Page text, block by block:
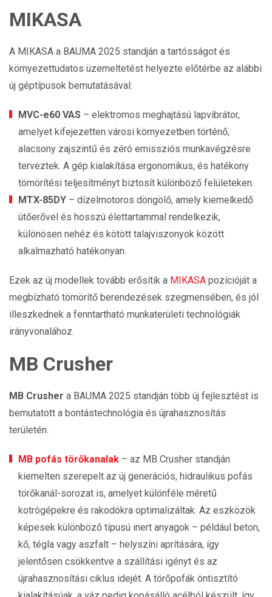
MIKASA
A MIKASA a BAUMA 2025 standján a tartósságot és
környezettudatos üzemeltetést helyezte előtérbe az alábbi
új géptípusok bemutatásával:
MVC-e60 VAS – elektromos meghajtású lapvibrátor,
amelyet kifejezetten városi környezetben történő,
alacsony zajszintű és zéró emissziós munkavégzésre
terveztek. A gép kialakítása ergonomikus, és hatékony
tömörítési teljesítményt biztosít különböző felületeken.
MTX-85DY – dízelmotoros döngölő, amely kiemelkedő
ütőerővel és hosszú élettartammal rendelkezik,
különösen nehéz és kötött talajviszonyok között
alkalmazható hatékonyan.
Ezek az új modellek tovább erősítik a MIKASA pozícióját a
megbízható tömörítő berendezések szegmensében, és jól
illeszkednek a fenntartható munkaterületi technológiák
irányvonalához.
MB Crusher
MB Crusher a BAUMA 2025 standján több új fejlesztést is
bemutatott a bontástechnológia és újrahasznosítás
területén:
MB pofás törőkanalak – az MB Crusher standján
kiemelten szerepelt az új generációs, hidraulikus pofás
törőkanál-sorozat is, amelyet különféle méretű
kotrógépekre és rakodókra optimalizáltak. Az eszközök
képesek különböző típusú inert anyagok – például beton,
kő, tégla vagy aszfalt – helyszíni aprítására, így
jelentősen csökkentve a szállítási igényt és az
újrahasznosítási ciklus idejét. A törőpofák öntisztító